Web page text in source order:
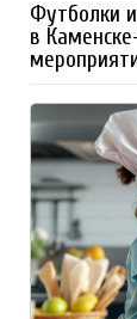
Футболки
в